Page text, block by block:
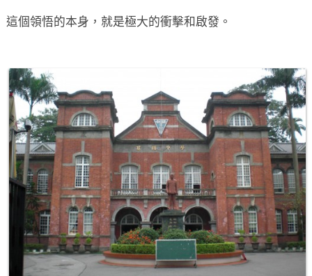
這個領悟的本身，就是極大的衝擊和啟發。